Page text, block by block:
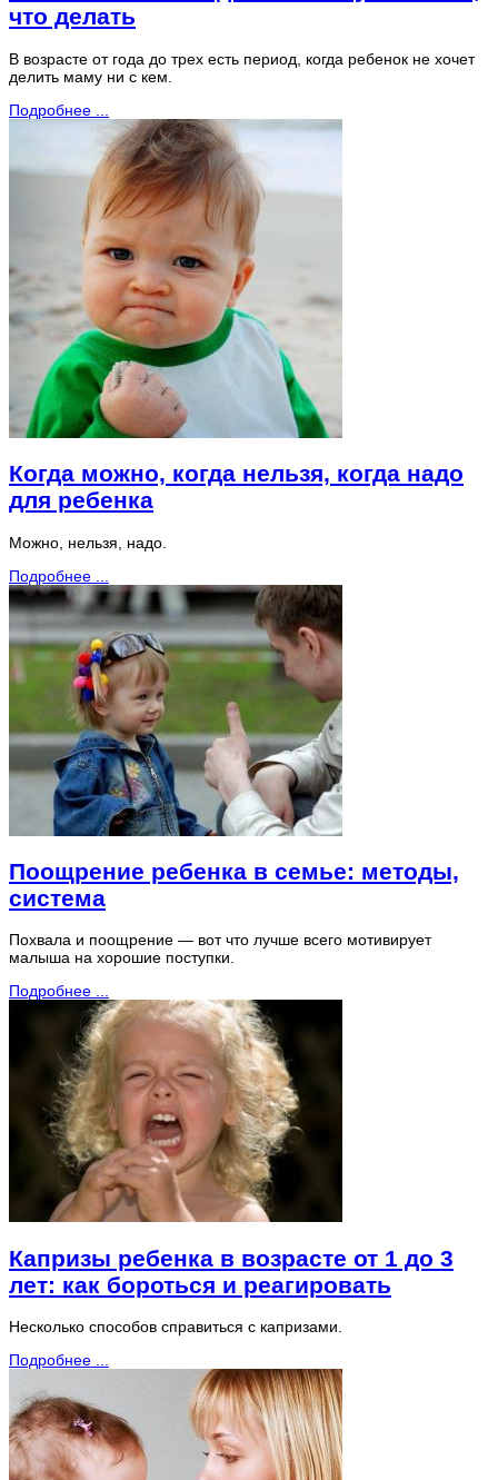
что делать
В возрасте от года до трех есть период, когда ребенок не хочет
делить маму ни с кем.
Подробнее ...
Когда можно, когда нельзя, когда надо
для ребенка
Можно, нельзя, надо.
Подробнее ...
Поощрение ребенка в семье: методы,
система
Похвала и поощрение — вот что лучше всего мотивирует
малыша на хорошие поступки.
Подробнее ...
Капризы ребенка в возрасте от 1 до 3
лет: как бороться и реагировать
Несколько способов справиться с капризами.
Подробнее ...